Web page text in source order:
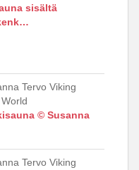
sisältä
Tervo Viking
© Susanna
Tervo Viking